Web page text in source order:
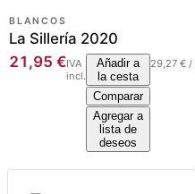
BLANCOS
La Sillería 2020
21,95 €IVA
incl.
29,27 € /
Añadir a
la cesta
Comparar
Agregar a
lista de
deseos